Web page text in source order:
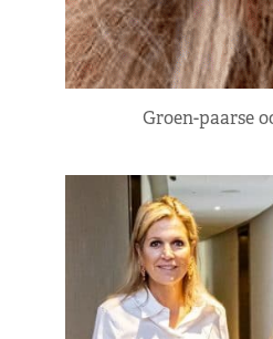
Groen-paarse